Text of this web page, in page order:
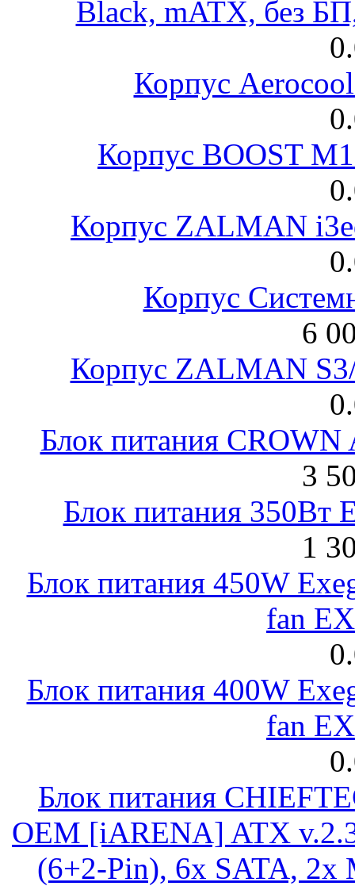
Black, mATX, без
Корпус
Корпус BOOST
Корпус ZALMAN
Корпус
6
Корпус ZALMAN
Блок питания
3
Блок питания 350Вт
1
Блок питания 450W
fan
Блок питания 400W
fan
Блок питания
OEM [iARENA] ATX
(6+2-Pin), 6x SATA, 2x